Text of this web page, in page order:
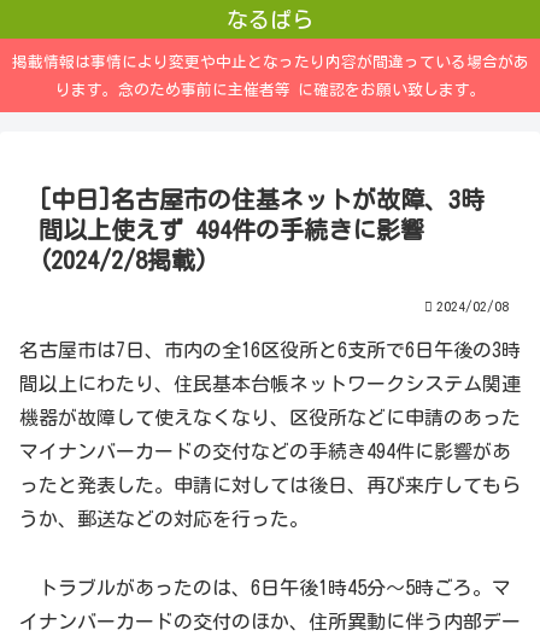
なるぱら
掲載情報は事情により変更や中止となったり内容が間違っている場合があ
ります。念のため事前に主催者等 に確認をお願い致します。
[中日]名古屋市の住基ネットが故障、3時
間以上使えず 494件の手続きに影響
(2024/2/8掲載)
2024/02/08
名古屋市は7日、市内の全16区役所と6支所で6日午後の3時
間以上にわたり、住民基本台帳ネットワークシステム関連
機器が故障して使えなくなり、区役所などに申請のあった
マイナンバーカードの交付などの手続き494件に影響があ
ったと発表した。申請に対しては後日、再び来庁してもら
うか、郵送などの対応を行った。
トラブルがあったのは、6日午後1時45分～5時ごろ。マ
イナンバーカードの交付のほか、住所異動に伴う内部デー